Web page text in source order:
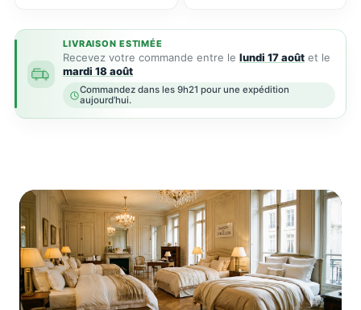
LIVRAISON ESTIMÉE
Recevez votre commande entre le lundi 17 août et le
mardi 18 août
Commandez dans les 9h21 pour une expédition
aujourd’hui.